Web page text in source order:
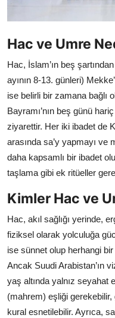
Hac ve Umre
Hac, İslam’ın beş
ayının 8-13. günleri)
ise belirli bir zamana bağlı
Bayramı’nın beş günü
ziyarettir. Her iki ibadet de
arasında sa’y yapmayı ve
daha kapsamlı bir ibadet
taşlama gibi ek ritüeller
Kimler Hac ve
Hac, akıl sağlığı yerinde,
fiziksel olarak yolculuğa
ise sünnet olup herhangi
Ancak Suudi Arabistan’ın
yaş altında yalnız seyahat
(mahrem) eşliği gerekebilir,
kural esnetilebilir. Ayrıca,